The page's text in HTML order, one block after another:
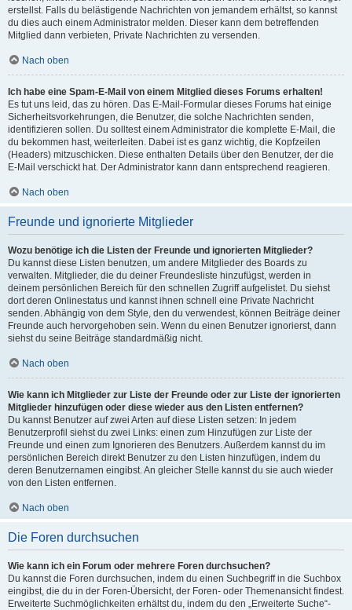
erstellst. Falls du belästigende Nachrichten von jemandem erhältst, so kannst
du dies auch einem Administrator melden. Dieser kann dem betreffenden
Mitglied dann verbieten, Private Nachrichten zu versenden.
Nach oben
Ich habe eine Spam-E-Mail von einem Mitglied dieses Forums erhalten!
Es tut uns leid, das zu hören. Das E-Mail-Formular dieses Forums hat einige
Sicherheitsvorkehrungen, die Benutzer, die solche Nachrichten senden,
identifizieren sollen. Du solltest einem Administrator die komplette E-Mail, die
du bekommen hast, weiterleiten. Dabei ist es ganz wichtig, die Kopfzeilen
(Headers) mitzuschicken. Diese enthalten Details über den Benutzer, der die
E-Mail verschickt hat. Der Administrator kann dann entsprechend reagieren.
Nach oben
Freunde und ignorierte Mitglieder
Wozu benötige ich die Listen der Freunde und ignorierten Mitglieder?
Du kannst diese Listen benutzen, um andere Mitglieder des Boards zu
verwalten. Mitglieder, die du deiner Freundesliste hinzufügst, werden in
deinem persönlichen Bereich für den schnellen Zugriff aufgelistet. Du siehst
dort deren Onlinestatus und kannst ihnen schnell eine Private Nachricht
senden. Abhängig von dem Style, den du verwendest, können Beiträge deiner
Freunde auch hervorgehoben sein. Wenn du einen Benutzer ignorierst, dann
siehst du seine Beiträge standardmäßig nicht.
Nach oben
Wie kann ich Mitglieder zur Liste der Freunde oder zur Liste der ignorierten
Mitglieder hinzufügen oder diese wieder aus den Listen entfernen?
Du kannst Benutzer auf zwei Arten auf diese Listen setzen: In jedem
Benutzerprofil siehst du zwei Links: einen zum Hinzufügen zur Liste der
Freunde und einen zum Ignorieren des Benutzers. Außerdem kannst du im
persönlichen Bereich direkt Benutzer zu den Listen hinzufügen, indem du
deren Benutzernamen eingibst. An gleicher Stelle kannst du sie auch wieder
von den Listen entfernen.
Nach oben
Die Foren durchsuchen
Wie kann ich ein Forum oder mehrere Foren durchsuchen?
Du kannst die Foren durchsuchen, indem du einen Suchbegriff in die Suchbox
eingibst, die du in der Foren-Übersicht, der Foren- oder Themenansicht findest.
Erweiterte Suchmöglichkeiten erhältst du, indem du den „Erweiterte Suche“-